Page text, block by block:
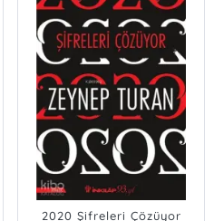
2020 Şifreleri Çözüyor